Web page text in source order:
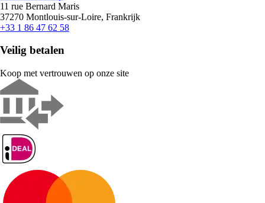
11 rue Bernard Maris
37270 Montlouis-sur-Loire, Frankrijk
+33 1 86 47 62 58
Veilig betalen
Koop met vertrouwen op onze site